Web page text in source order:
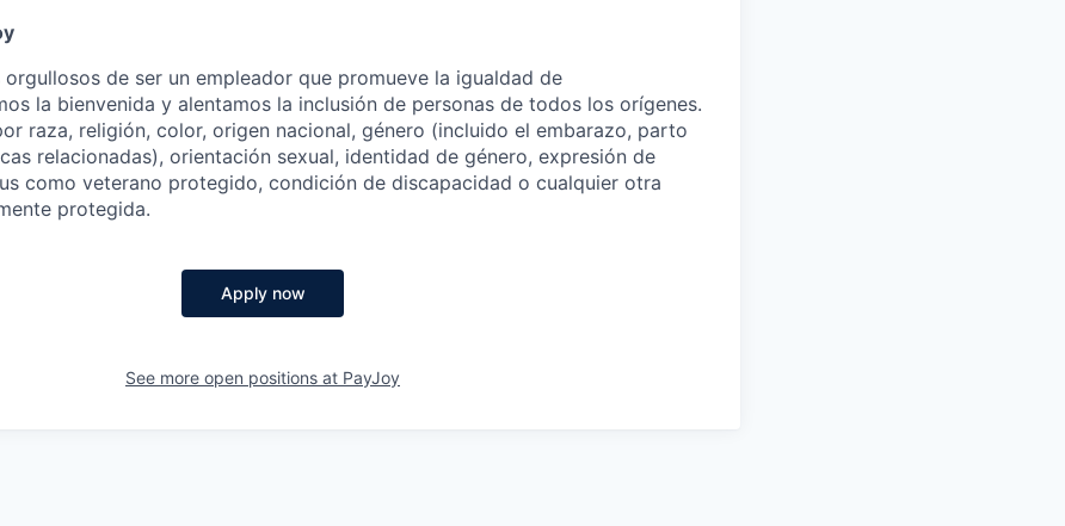
orgullosos de ser un empleador que promueve la igualdad de
la bienvenida y alentamos la inclusión de personas de todos los orígenes.
raza, religión, color, origen nacional, género (incluido el embarazo, parto
relacionadas), orientación sexual, identidad de género, expresión de
como veterano protegido, condición de discapacidad o cualquier otra
protegida.
Apply now
See more open positions at PayJoy